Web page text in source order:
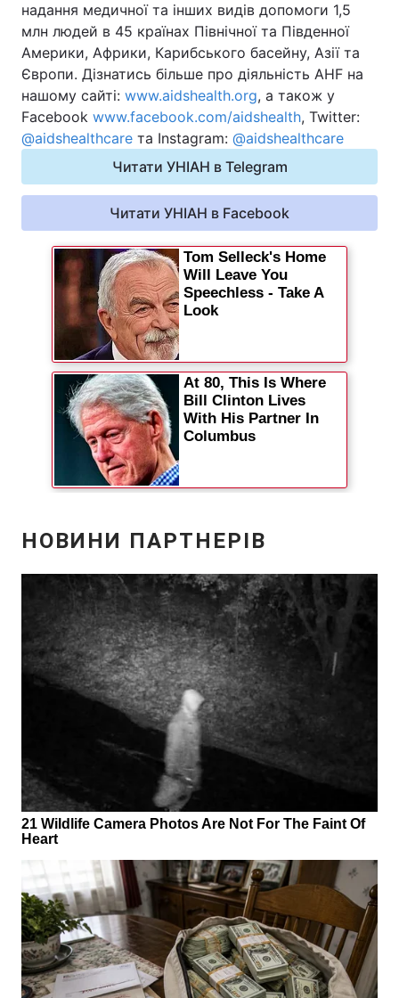
надання медичної та інших видів допомоги 1,5
млн людей в 45 країнах Північної та Південної
Америки, Африки, Карибського басейну, Азії та
Європи. Дізнатись більше про діяльність AHF на
нашому сайті: www.aidshealth.org, а також у
Facebook www.facebook.com/aidshealth, Twitter:
@aidshealthcare та Instagram: @aidshealthcare
Читати УНІАН в Telegram
Читати УНІАН в Facebook